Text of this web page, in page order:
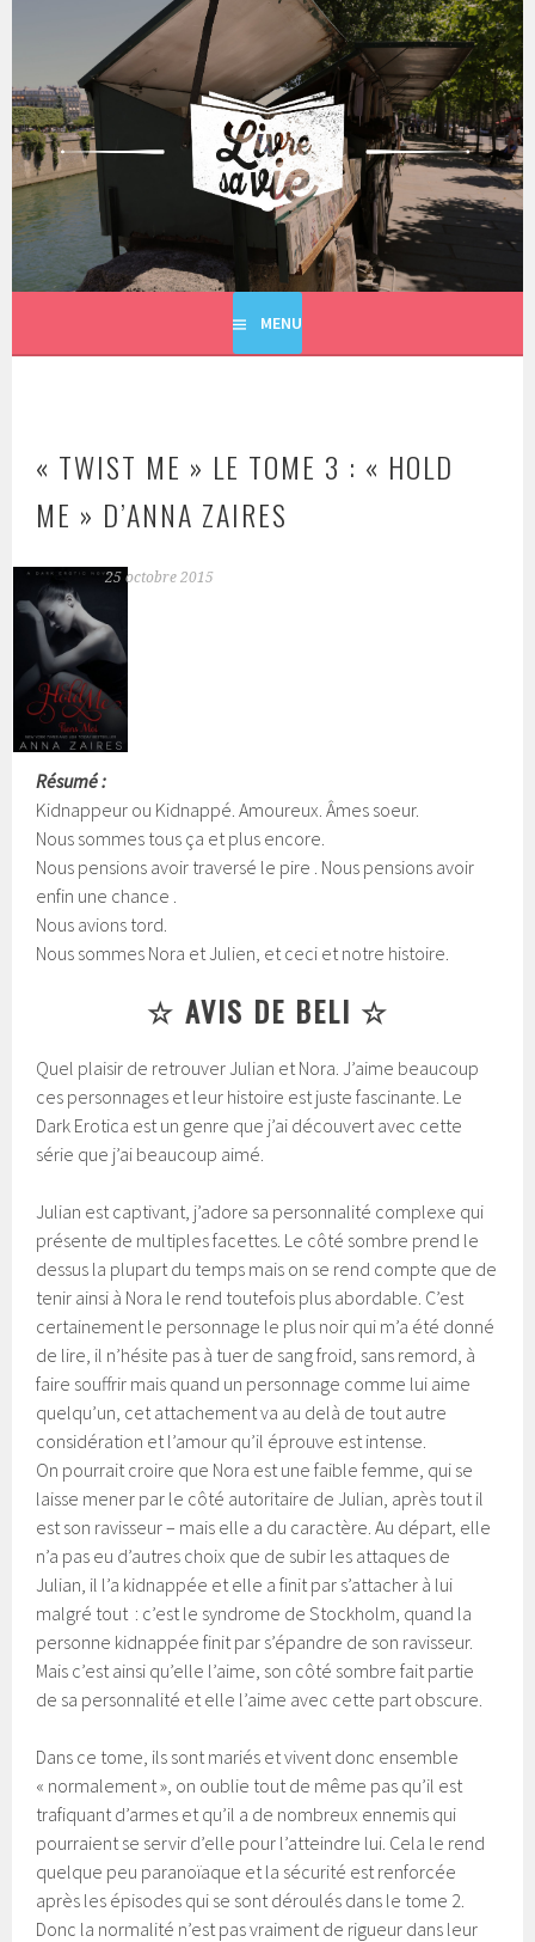
principal
LIVRE SA VIE
MENU
« TWIST ME » LE TOME 3 : « HOLD
ME » D’ANNA ZAIRES
25 octobre 2015
Résumé :
Kidnappeur ou Kidnappé. Amoureux. Âmes soeur.
Nous sommes tous ça et plus encore.
Nous pensions avoir traversé le pire . Nous pensions avoir
enfin une chance .
Nous avions tord.
Nous sommes Nora et Julien, et ceci et notre histoire.
☆ AVIS DE BELI ☆
Quel plaisir de retrouver Julian et Nora. J’aime beaucoup
ces personnages et leur histoire est juste fascinante. Le
Dark Erotica est un genre que j’ai découvert avec cette
série que j’ai beaucoup aimé.
Julian est captivant, j’adore sa personnalité complexe qui
présente de multiples facettes. Le côté sombre prend le
dessus la plupart du temps mais on se rend compte que de
tenir ainsi à Nora le rend toutefois plus abordable. C’est
certainement le personnage le plus noir qui m’a été donné
de lire, il n’hésite pas à tuer de sang froid, sans remord, à
faire souffrir mais quand un personnage comme lui aime
quelqu’un, cet attachement va au delà de tout autre
considération et l’amour qu’il éprouve est intense.
On pourrait croire que Nora est une faible femme, qui se
laisse mener par le côté autoritaire de Julian, après tout il
est son ravisseur – mais elle a du caractère. Au départ, elle
n’a pas eu d’autres choix que de subir les attaques de
Julian, il l’a kidnappée et elle a finit par s’attacher à lui
malgré tout : c’est le syndrome de Stockholm, quand la
personne kidnappée finit par s’épandre de son ravisseur.
Mais c’est ainsi qu’elle l’aime, son côté sombre fait partie
de sa personnalité et elle l’aime avec cette part obscure.
Dans ce tome, ils sont mariés et vivent donc ensemble
« normalement », on oublie tout de même pas qu’il est
trafiquant d’armes et qu’il a de nombreux ennemis qui
pourraient se servir d’elle pour l’atteindre lui. Cela le rend
quelque peu paranoïaque et la sécurité est renforcée
après les épisodes qui se sont déroulés dans le tome 2.
Donc la normalité n’est pas vraiment de rigueur dans leur